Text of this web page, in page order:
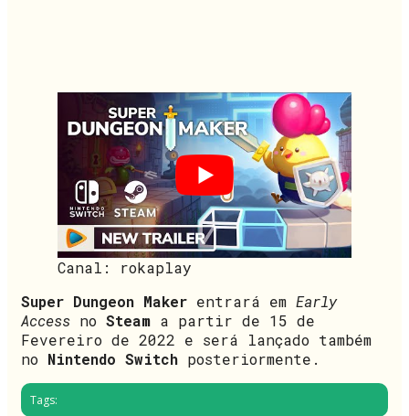
Canal: rokaplay
Super Dungeon Maker entrará em Early
Access no Steam a partir de 15 de
Fevereiro de 2022 e será lançado também
no Nintendo Switch posteriormente.
Tags: